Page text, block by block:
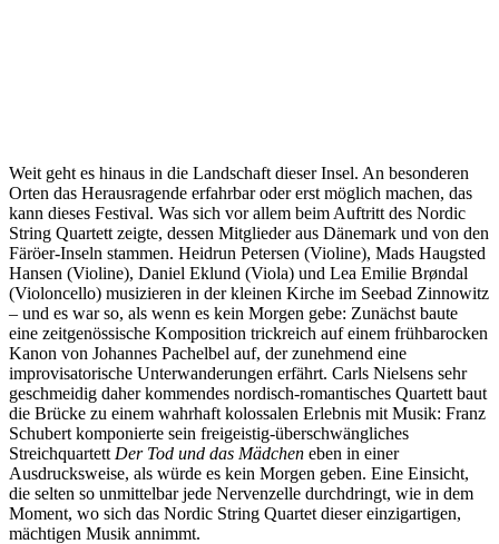
Weit geht es hinaus in die Landschaft dieser Insel. An besonderen
Orten das Herausragende erfahrbar oder erst möglich machen, das
kann dieses Festival. Was sich vor allem beim Auftritt des Nordic
String Quartett zeigte, dessen Mitglieder aus Dänemark und von den
Färöer-Inseln stammen. Heidrun Petersen (Violine), Mads Haugsted
Hansen (Violine), Daniel Eklund (Viola) und Lea Emilie Brøndal
(Violoncello) musizieren in der kleinen Kirche im Seebad Zinnowitz
– und es war so, als wenn es kein Morgen gebe: Zunächst baute
eine zeitgenössische Komposition trickreich auf einem frühbarocken
Kanon von Johannes Pachelbel auf, der zunehmend eine
improvisatorische Unterwanderungen erfährt. Carls Nielsens sehr
geschmeidig daher kommendes nordisch-romantisches Quartett baut
die Brücke zu einem wahrhaft kolossalen Erlebnis mit Musik: Franz
Schubert komponierte sein freigeistig-überschwängliches
Streichquartett Der Tod und das Mädchen eben in einer
Ausdrucksweise, als würde es kein Morgen geben. Eine Einsicht,
die selten so unmittelbar jede Nervenzelle durchdringt, wie in dem
Moment, wo sich das Nordic String Quartet dieser einzigartigen,
mächtigen Musik annimmt.